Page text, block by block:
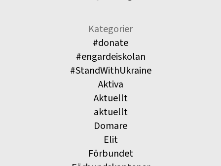
Kategorier
#donate
#engardeiskolan
#StandWithUkraine
Aktiva
Aktuellt
aktuellt
Domare
Elit
Förbundet